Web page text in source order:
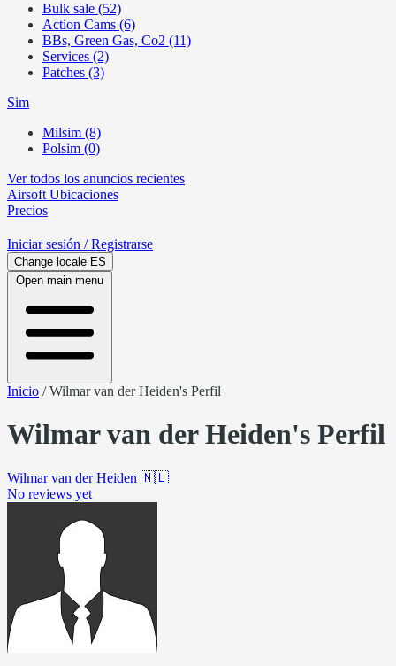
Bulk sale (52)
Action Cams (6)
BBs, Green Gas, Co2 (11)
Services (2)
Patches (3)
Sim
Milsim (8)
Polsim (0)
Ver todos los anuncios recientes
Airsoft Ubicaciones
Precios
Iniciar sesión / Registrarse
Change locale ES
Open main menu
Inicio /Wilmar van der Heiden's Perfil
Wilmar van der Heiden's Perfil
Wilmar van der Heiden 🇳🇱
No reviews yet